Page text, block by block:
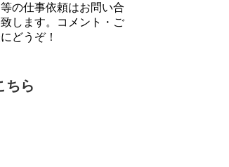
の仕事依頼はお問い合
します。コメント・ご
どうぞ！
ちら